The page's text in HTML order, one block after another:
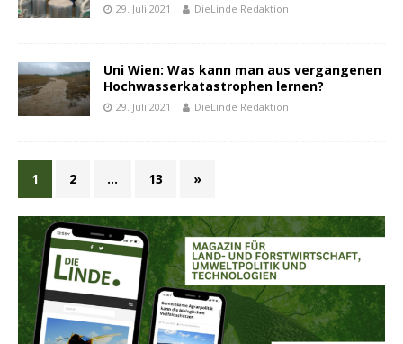
29. Juli 2021 DieLinde Redaktion
Uni Wien: Was kann man aus vergangenen
Hochwasserkatastrophen lernen?
29. Juli 2021 DieLinde Redaktion
1 2 … 13 »